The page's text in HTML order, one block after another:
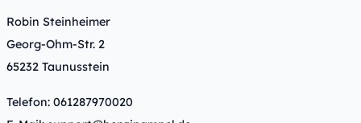
Robin Steinheimer
Georg-Ohm-Str. 2
65232 Taunusstein
Telefon: 061287970020